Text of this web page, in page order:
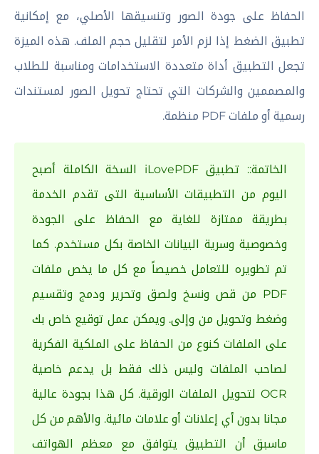
الحفاظ على جودة الصور وتنسيقها الأصلي، مع إمكانية
تطبيق الضغط إذا لزم الأمر لتقليل حجم الملف. هذه الميزة
تجعل التطبيق أداة متعددة الاستخدامات ومناسبة للطلاب
والمصممين والشركات التي تحتاج تحويل الصور لمستندات
رسمية أو ملفات PDF منظمة.
الخاتمة:: تطبيق iLovePDF السخة الكاملة أصبح
اليوم من التطبيقات الأساسية التى تقدم الخدمة
بطريقة ممتازة للغاية مع الحفاظ على الجودة
وخصوصية وسرية البيانات الخاصة بكل مستخدم. كما
تم تطويره للتعامل خصيصاً مع كل ما يخص ملفات
PDF من قص ونسخ ولصق وتحرير ودمج وتقسيم
وضغط وتحويل من وإلى. ويمكن عمل توقيع خاص بك
على الملفات كنوع من الحفاظ على الملكية الفكرية
لصاحب الملفات وليس ذلك فقط بل يدعم خاصية
OCR لتحويل الملفات الورقية. كل هذا بجودة عالية
مجانا بدون أي إعلانات أو علامات مائية. والأهم من كل
ماسبق أن التطبيق يتوافق مع معظم الهواتف